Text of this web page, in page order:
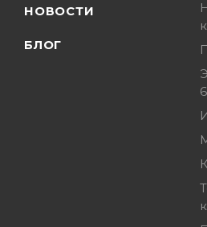
НОВОСТИ
БЛОГ